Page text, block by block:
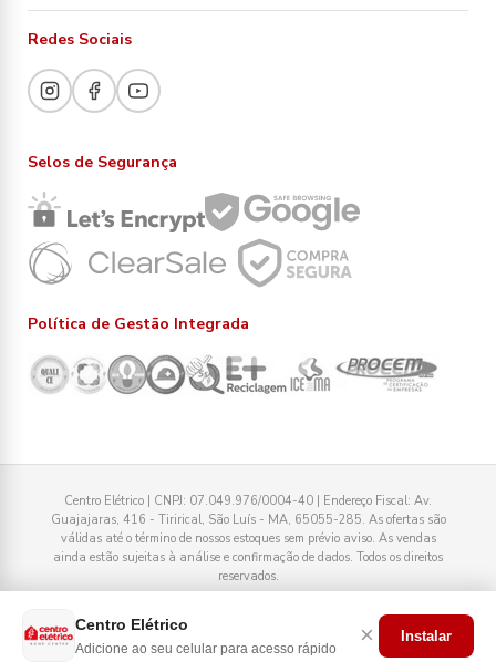
Redes Sociais
Selos de Segurança
Política de Gestão Integrada
Centro Elétrico | CNPJ: 07.049.976/0004-40 | Endereço Fiscal: Av.
Guajajaras, 416 - Tirirical, São Luís - MA, 65055-285. As ofertas são
válidas até o término de nossos estoques sem prévio aviso. As vendas
ainda estão sujeitas à análise e confirmação de dados. Todos os direitos
reservados.
Centro Elétrico
Adicione ao seu celular para acesso rápido × Instalar